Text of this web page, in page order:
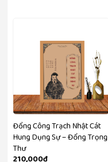
Đổng Công Trạch Nhật Cát
Hung Dụng Sự – Đổng Trọng
Thư
210,000₫